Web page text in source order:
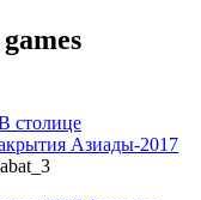
столице
Азиады-2017